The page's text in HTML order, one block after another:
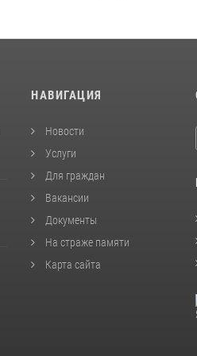
НАВИГАЦИЯ
Новости
Услуги
Для граждан
Вакансии
Документы
На страже памяти
Карта сайта